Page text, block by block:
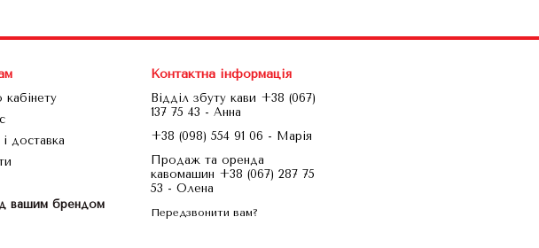
кабінету
доставка
вашим брендом
Контактна інформація
Відділ збуту кави +38 (067)
137 75 43 - Анна
+38 (098) 554 91 06 - Марія
Продаж та оренда
кавомашин +38 (067) 287 75
53 - Олена
Передзвонити вам?